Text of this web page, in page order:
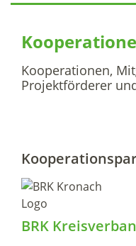
Kooperationen,
Projektförderer
BRK